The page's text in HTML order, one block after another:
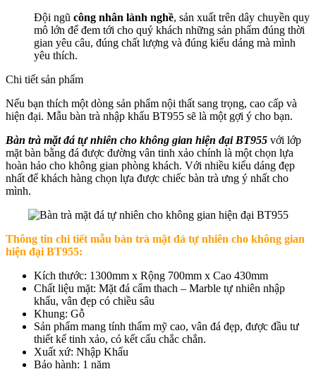
Đội ngũ công nhân lành nghề, sản xuất trên dây chuyền quy
mô lớn để đem tới cho quý khách những sản phẩm đúng thời
gian yêu câu, đúng chất lượng và đúng kiểu dáng mà mình
yêu thích.
Chi tiết sản phẩm
Nếu bạn thích một dòng sản phẩm nội thất sang trọng, cao cấp và
hiện đại. Mẫu bàn trà nhập khẩu BT955 sẽ là một gợi ý cho bạn.
Bàn trà mặt đá tự nhiên cho không gian hiện đại BT955 với lớp
mặt bàn bằng đá được đường vân tinh xảo chính là một chọn lựa
hoàn hảo cho không gian phòng khách. Với nhiều kiểu dáng đẹp
nhất để khách hàng chọn lựa được chiếc bàn trà ưng ý nhất cho
mình.
Thông tin chi tiết mẫu bàn trà mặt đá tự nhiên cho không gian
hiện đại BT955:
Kích thước: 1300mm x Rộng 700mm x Cao 430mm
Chất liệu mặt: Mặt đá cẩm thach – Marble tự nhiên nhập
khẩu, vân đẹp có chiều sâu
Khung: Gỗ
Sản phẩm mang tính thẩm mỹ cao, vân đá đẹp, được đầu tư
thiết kế tinh xảo, có kết cấu chắc chắn.
Xuất xứ: Nhập Khẩu
Bảo hành: 1 năm